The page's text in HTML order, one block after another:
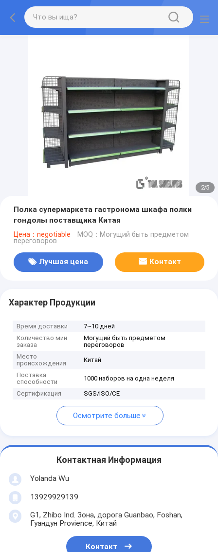
2/5
Полка супермаркета гастронома шкафа полки
гондолы поставщика Китая
Цена：negotiable MOQ：Могущий быть предметом
переговоров
Лучшая цена Контакт
Характер Продукции
Время доставки
7~10 дней
Количество мин
заказа
Могущий быть предметом
переговоров
Место
происхождения
Китай
Поставка
способности
1000 наборов на одна неделя
Сертификация SGS/ISO/CE
Осмотрите больше
Контактная Информация
Yolanda Wu
13929929139
G1, Zhibo Ind. Зона, дорога Guanbao, Foshan,
Гуандун Provience, Китай
Контакт